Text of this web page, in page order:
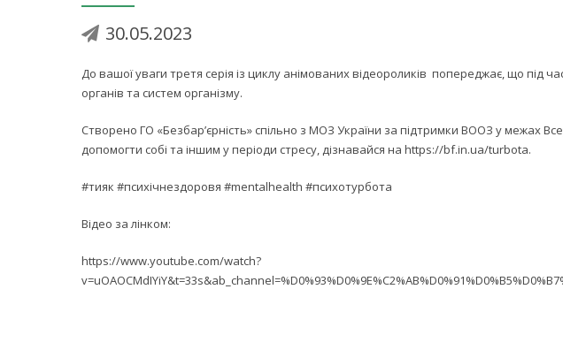
30.05.2023
До вашої уваги третя серія із циклу анімованих відеороликів попереджає, що під
органів та систем організму.
Створено ГО «Безбар’єрність» спільно з МОЗ України за підтримки ВООЗ у межах
допомогти собі та іншим у періоди стресу, дізнавайся на https://bf.in.ua/turbota.
#тияк #психічнездоровя #mentalhealth #психотурбота
Відео за лінком:
https://www.youtube.com/watch?